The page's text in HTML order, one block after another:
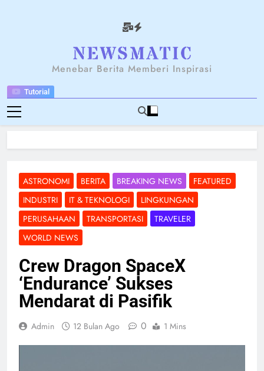
Tutorial
NEWSANTARA
Menebar Berita Memberi Inspirasi
ASTRONOMI BERITA BREAKING NEWS
FEATURED
INDUSTRI
IT & TEKNOLOGI
LINGKUNGAN
PERUSAHAAN
TRANSPORTASI
TRAVELER
WORLD NEWS
Crew Dragon SpaceX
‘Endurance’ Sukses
Mendarat di Pasifik
Admin 12 Bulan Ago 0 1 Mins